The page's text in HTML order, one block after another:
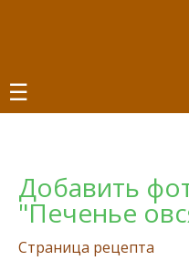
☰
Добавить
"Печенье
Страница рецепта